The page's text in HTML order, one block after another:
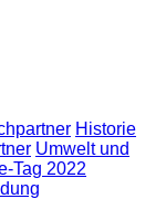
Historie
Umwelt und
Tag 2022